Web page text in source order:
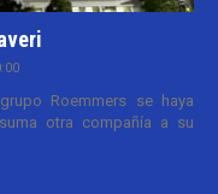
Roemmers se haya
otra compañía a su